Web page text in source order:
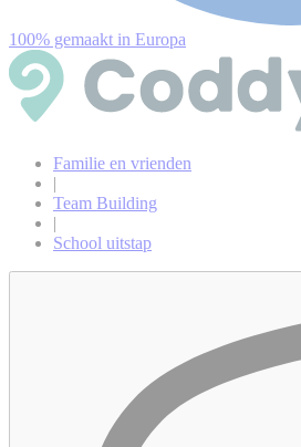
100% gemaakt in Europa
Familie en vrienden
|
Team Building
|
School uitstap